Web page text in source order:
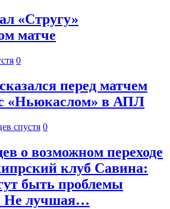
«Стругу»
матче
0
перед матчем
«Ньюкаслом» в АПЛ
спустя 0
о возможном переходе
клуб Савина:
быть проблемы
Не лучшая…